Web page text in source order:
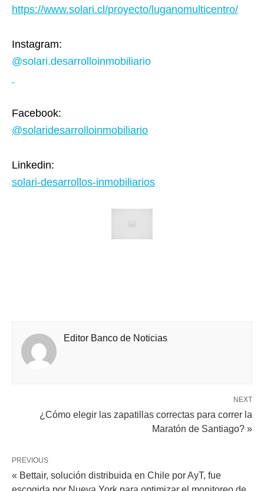
https://www.solari.cl/proyecto/luganomulticentro/
Instagram:
@solari.desarrolloinmobiliario
Facebook:
@solaridesarrolloinmobiliario
Linkedin:
solari-desarrollos-inmobiliarios
Editor Banco de Noticias
NEXT
¿Cómo elegir las zapatillas correctas para correr la
Maratón de Santiago? »
PREVIOUS
« Bettair, solución distribuida en Chile por AyT, fue